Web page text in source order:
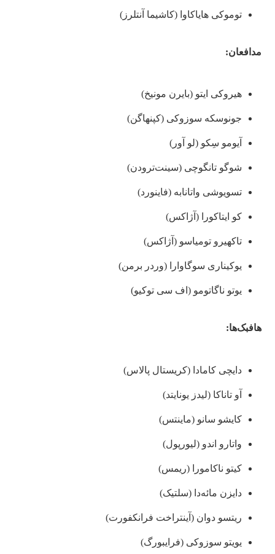
توموکی هایاکاوا (کاشیما آنتلرز)
مدافعان:
هیروکی ایتو (بایرن مونیخ)
جونوسکه سوزوکی (کپنهاگن)
آیومو سِکو (لو آور)
شوگو تانگوچی (سینت‌ترودن)
تسویوشی واتانابه (فاینورد)
کو ایتاکورا (آژاکس)
تاکهیرو تومیاسو (آژاکس)
یوکیناری سوگاوارا (وردر برمن)
یوتو ناگاتومو (اف سی توکیو)
هافبک‌ها:
دایچی کامادا (کریستال پالاس)
آو تاناکا (لیدز یونایتد)
کایشو سانو (ماینتس)
واتارو اندو (لیورپول)
کیتو ناکامورا (ریمس)
دایزن مائه‌دا (سلتیک)
ریتسو دوان (آینتراخت فرانکفورت)
یویتو سوزوکی (فرایبورگ)